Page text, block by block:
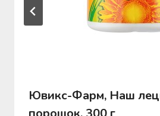
Ювикс-Фарм, Наш